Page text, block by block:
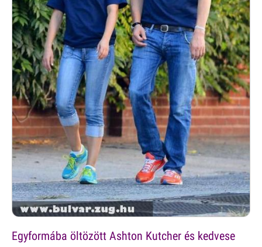
Egyformába öltözött Ashton Kutcher és kedvese